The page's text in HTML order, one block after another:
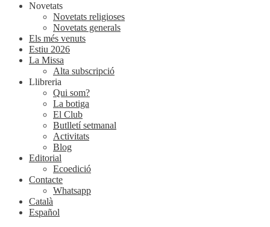
Novetats
Novetats religioses
Novetats generals
Els més venuts
Estiu 2026
La Missa
Alta subscripció
Llibreria
Qui som?
La botiga
El Club
Butlletí setmanal
Activitats
Blog
Editorial
Ecoedició
Contacte
Whatsapp
Català
Español